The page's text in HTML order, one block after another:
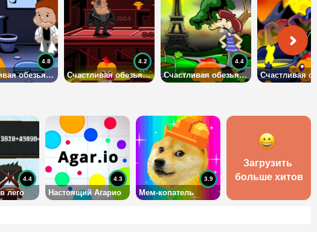
Счастливая обезьянка: 441-450 уровни
4.8
Счастливая обезьянка: 431-440 уровни
4.2
Счастливая обезьянка: 421-430 уровни
4.4
лего
4.4
Настоящий Агарио
4.3
Мем-копатель
3.9
Загрузить
больше хитов